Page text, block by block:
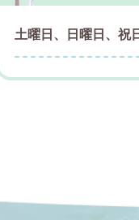
土曜日、日曜日、祝